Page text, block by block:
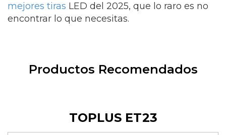
mejores tiras LED del 2025, que lo raro es no
encontrar lo que necesitas.
Productos Recomendados
TOPLUS ET23